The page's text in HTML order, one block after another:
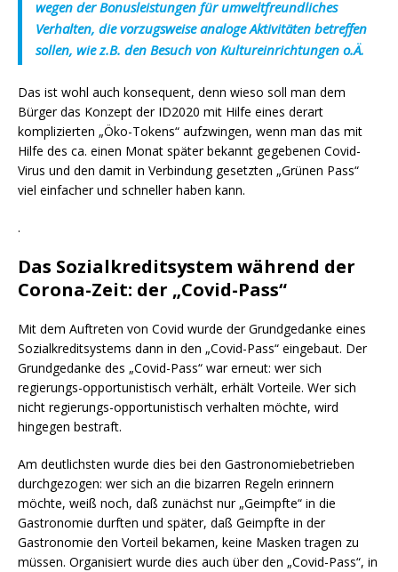
wegen der Bonusleistungen für umweltfreundliches
Verhalten, die vorzugsweise analoge Aktivitäten betreffen
sollen, wie z.B. den Besuch von Kultureinrichtungen o.Ä.
Das ist wohl auch konsequent, denn wieso soll man dem
Bürger das Konzept der ID2020 mit Hilfe eines derart
komplizierten „Öko-Tokens“ aufzwingen, wenn man das mit
Hilfe des ca. einen Monat später bekannt gegebenen Covid-
Virus und den damit in Verbindung gesetzten „Grünen Pass“
viel einfacher und schneller haben kann.
.
Das Sozialkreditsystem während der
Corona-Zeit: der „Covid-Pass“
Mit dem Auftreten von Covid wurde der Grundgedanke eines
Sozialkreditsystems dann in den „Covid-Pass“ eingebaut. Der
Grundgedanke des „Covid-Pass“ war erneut: wer sich
regierungs-opportunistisch verhält, erhält Vorteile. Wer sich
nicht regierungs-opportunistisch verhalten möchte, wird
hingegen bestraft.
Am deutlichsten wurde dies bei den Gastronomiebetrieben
durchgezogen: wer sich an die bizarren Regeln erinnern
möchte, weiß noch, daß zunächst nur „Geimpfte“ in die
Gastronomie durften und später, daß Geimpfte in der
Gastronomie den Vorteil bekamen, keine Masken tragen zu
müssen. Organisiert wurde dies auch über den „Covid-Pass“, in